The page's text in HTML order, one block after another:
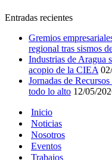
Entradas recientes
Gremios
regional tras sismos
Industrias de Aragua
acopio de la CIEA
Jornadas de
todo lo alto 12/05/
Inicio
Noticias
Nosotros
Eventos
Trabajos